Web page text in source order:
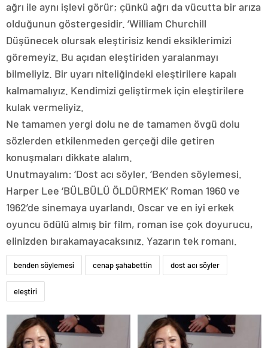
ağrı ile aynı işlevi görür; çünkü ağrı da vücutta bir arıza
olduğunun göstergesidir. ‘William Churchill
Düşünecek olursak eleştirisiz kendi eksiklerimizi
göremeyiz. Bu açıdan eleştiriden yaralanmayı
bilmeliyiz. Bir uyarı niteliğindeki eleştirilere kapalı
kalmamalıyız. Kendimizi geliştirmek için eleştirilere
kulak vermeliyiz.
Ne tamamen yergi dolu ne de tamamen övgü dolu
sözlerden etkilenmeden gerçeği dile getiren
konuşmaları dikkate alalım.
Unutmayalım: ‘Dost acı söyler. ‘Benden söylemesi.
Harper Lee ‘BÜLBÜLÜ ÖLDÜRMEK’ Roman 1960 ve
1962’de sinemaya uyarlandı. Oscar ve en iyi erkek
oyuncu ödülü almış bir film, roman ise çok doyurucu,
elinizden bırakamayacaksınız. Yazarın tek romanı.
benden söylemesi cenap şahabettin dost acı söyler
eleştiri